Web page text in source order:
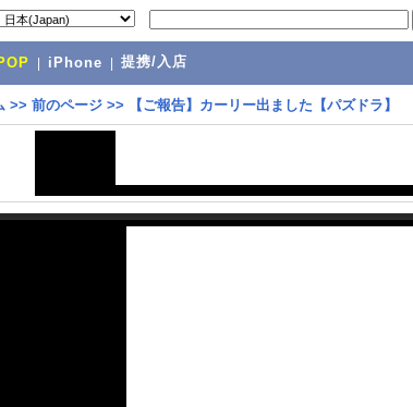
iPhone 提携/入店
>> 前のページ >> 【ご報告】カーリー出ました【パズドラ】